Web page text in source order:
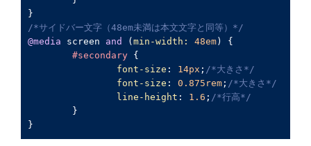
/*サイドバー文字（48em未満は本文文字と同等）*/
@media screen and ( min-width: 48em) {
#secondary {
font-size : 14px ; /*大きさ*/
font-size : 0.875rem ; /*大きさ*/
line-height : 1.6 ; /*行高*/
}